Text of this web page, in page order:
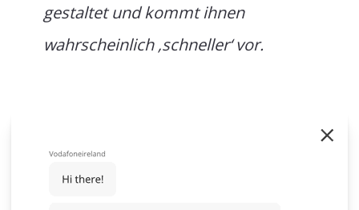
gestaltet und kommt ihnen
wahrscheinlich ‚schneller‘ vor.